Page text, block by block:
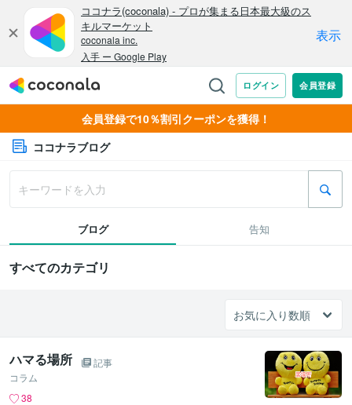
会員登録で10％割引クーポンを獲得！
ココナラブログ
ブログ 告知
すべてのカテゴリ
ハマる場所
記事
コラム
38